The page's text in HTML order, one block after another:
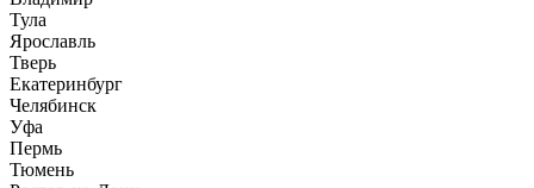
Тула
Ярославль
Тверь
Екатеринбург
Челябинск
Уфа
Пермь
Тюмень